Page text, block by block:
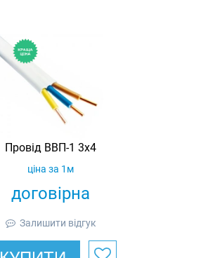
Провід ВВП-1 3х4
договірна
ціна за 1м
Залишити відгук